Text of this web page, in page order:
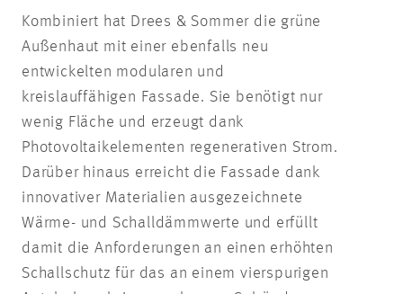
Kombiniert hat Drees & Sommer die grüne
Außenhaut mit einer ebenfalls neu
entwickelten modularen und
kreislauffähigen Fassade. Sie benötigt nur
wenig Fläche und erzeugt dank
Photovoltaikelementen regenerativen Strom.
Darüber hinaus erreicht die Fassade dank
innovativer Materialien ausgezeichnete
Wärme- und Schalldämmwerte und erfüllt
damit die Anforderungen an einen erhöhten
Schallschutz für das an einem vierspurigen